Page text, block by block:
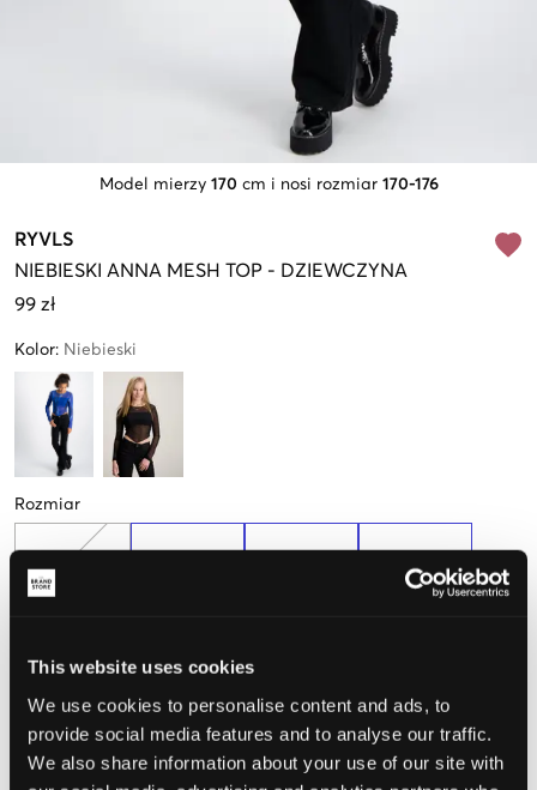
This website uses cookies
We use cookies to personalise content and ads, to
provide social media features and to analyse our traffic.
We also share information about your use of our site with
Model mierzy 170 cm i nosi rozmiar 170-176
RYVLS
NIEBIESKI ANNA MESH TOP - DZIEWCZYNA
99 zł
Kolor: Niebieski
Rozmiar
Opinia o rozmiarze
Mały Idealny